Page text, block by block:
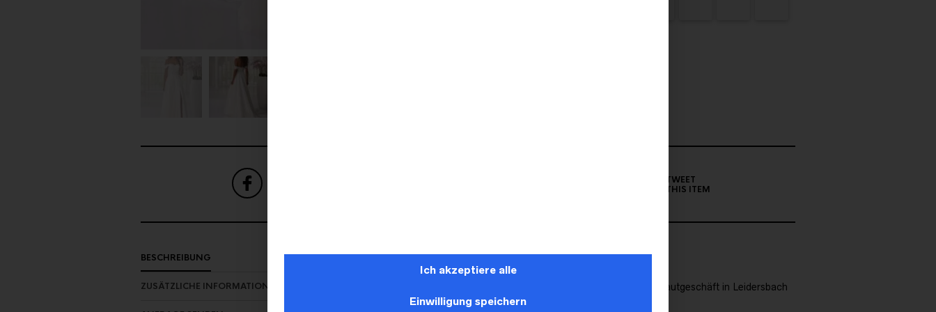
TWEET
THIS ITEM
BESCHREIBUNG
ZUSÄTZLICHE INFORMATION
Jarice - Modell "ART 23/53"
Dieses Brautkleid aus der Kollektion von Jarice kann in unserem Brautgeschäft in Leidersbach
bei Aschaffenburg anprobiert werden.
Ich akzeptiere alle
Einwilligung speichern